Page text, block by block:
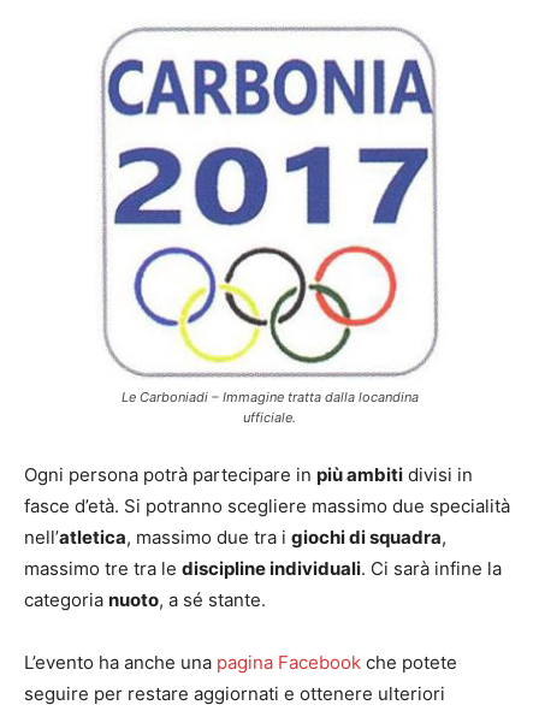
Le Carboniadi – Immagine tratta dalla locandina
ufficiale.
Ogni persona potrà partecipare in più ambiti divisi in
fasce d’età. Si potranno scegliere massimo due specialità
nell’atletica, massimo due tra i giochi di squadra,
massimo tre tra le discipline individuali. Ci sarà infine la
categoria nuoto, a sé stante.
L’evento ha anche una pagina Facebook che potete
seguire per restare aggiornati e ottenere ulteriori